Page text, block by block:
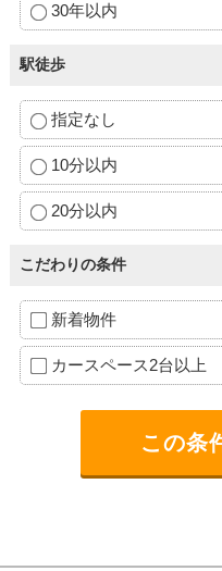
30年以内
駅徒歩
指定なし
10分以内
20分以内
こだわりの条件
新着物件
カースペース2台以上